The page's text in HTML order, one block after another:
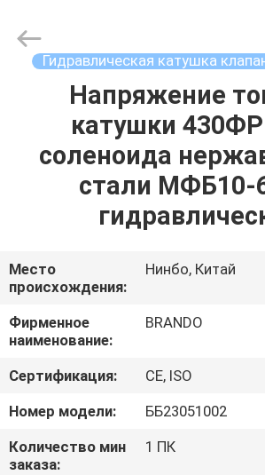
ДОМОЙ
ПРОДУКТЫ
ЭКСКУРСИЯ
ПО
ЗАВОДУ
КОНТРОЛЬ
КАЧЕСТВА
Гидравлическая катушка
Напряжение
катушки
соленоида
стали МФБ10-
Место
происхождения:
Нинбо, Китай
Фирменное
наименование:
BRANDO
Сертификация:
CE, ISO
Номер модели:
ББ23051002
Количество мин
заказа:
1 ПК